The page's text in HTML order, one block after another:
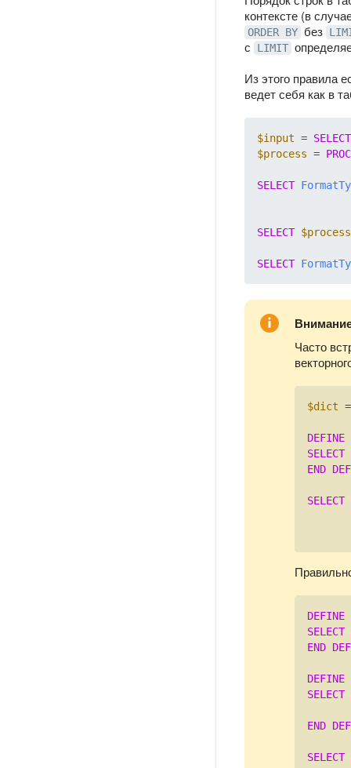
контексте (в
ORDER BY без
с LIMIT
Из этого правила
ведет себя как в
$input = SELECT
$process =
SELECT
SELECT $process
SELECT
Часто
$dict
DEFINE
SELECT
END
SELECT
DEFINE
SELECT
END
DEFINE
SELECT
END
SELECT